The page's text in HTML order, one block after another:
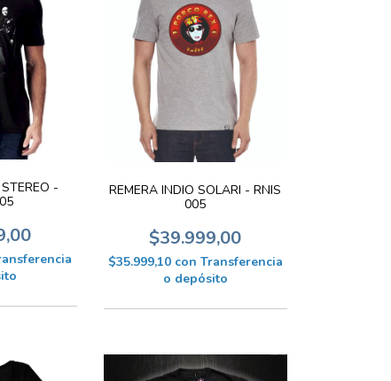
-
REMERA INDIO SOLARI - RNIS
005
$39.999,00
$35.999,10 con Transferencia
o depósito